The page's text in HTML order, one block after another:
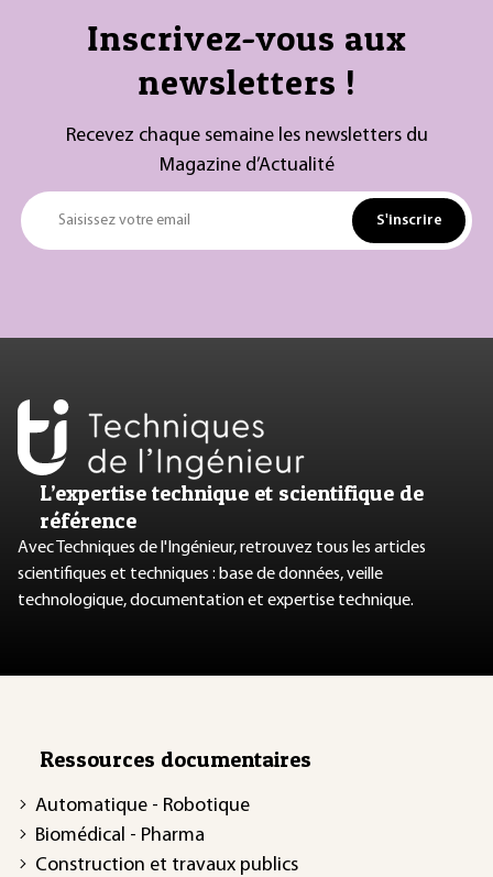
Inscrivez-vous aux
newsletters !
Recevez chaque semaine les newsletters du
Magazine d’Actualité
Saisissez votre email S'inscrire
L’expertise technique et scientifique de
référence
Avec Techniques de l'Ingénieur, retrouvez tous les articles
scientifiques et techniques : base de données, veille
technologique, documentation et expertise technique.
Ressources documentaires
Automatique - Robotique
Biomédical - Pharma
Construction et travaux publics